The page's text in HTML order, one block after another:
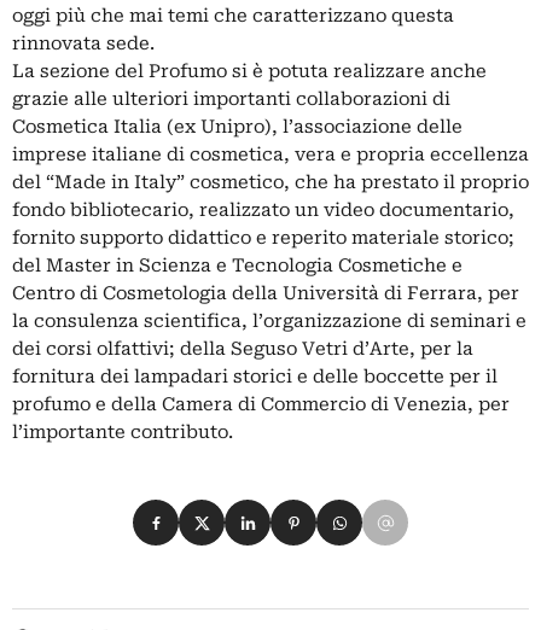
oggi più che mai temi che caratterizzano questa
rinnovata sede.
La sezione del Profumo si è potuta realizzare anche
grazie alle ulteriori importanti collaborazioni di
Cosmetica Italia (ex Unipro), l’associazione delle
imprese italiane di cosmetica, vera e propria eccellenza
del “Made in Italy” cosmetico, che ha prestato il proprio
fondo bibliotecario, realizzato un video documentario,
fornito supporto didattico e reperito materiale storico;
del Master in Scienza e Tecnologia Cosmetiche e
Centro di Cosmetologia della Università di Ferrara, per
la consulenza scientifica, l’organizzazione di seminari e
dei corsi olfattivi; della Seguso Vetri d’Arte, per la
fornitura dei lampadari storici e delle boccette per il
profumo e della Camera di Commercio di Venezia, per
l’importante contributo.
Condividi su Facebook
Condividi su X
Condividi su LinkedIn
Condividi su Pinterest
Condividi su WhatsApp
Condividi su Email